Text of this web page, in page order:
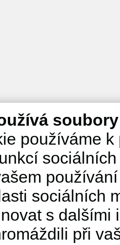
používáme
sociálních
s dalšími
při